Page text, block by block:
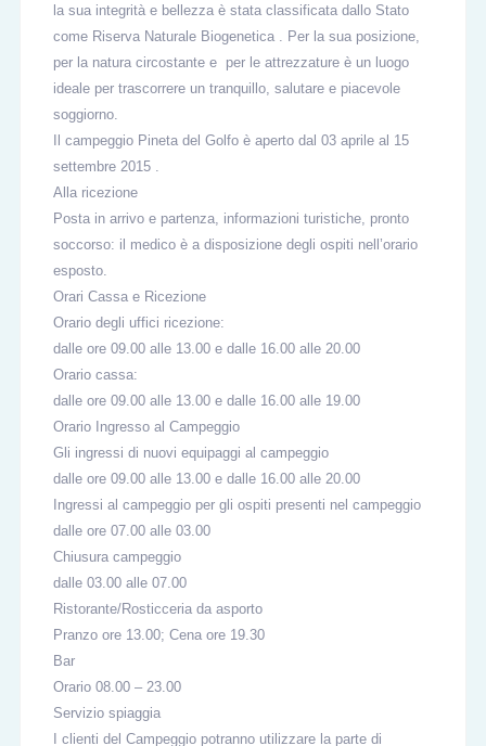
la sua integrità e bellezza è stata classificata dallo Stato
comeRiserva Naturale Biogenetica. Per la sua posizione,
per la natura circostante e per le attrezzature è un luogo
ideale per trascorrere un tranquillo, salutare e piacevole
soggiorno.
Il campeggio Pineta del Golfoè aperto dal 03 aprile al 15
settembre 2015 .
Alla ricezione
Posta in arrivo e partenza, informazioni turistiche, pronto
soccorso: il medico è a disposizione degli ospiti nell’orario
esposto.
Orari Cassa e Ricezione
Orario degli uffici ricezione:
dalle ore 09.00 alle 13.00 e dalle 16.00 alle 20.00
Orario cassa:
dalle ore 09.00 alle 13.00 e dalle 16.00 alle 19.00
Orario Ingresso al Campeggio
Gli ingressi di nuovi equipaggi al campeggio
dalle ore 09.00 alle 13.00 e dalle 16.00 alle 20.00
Ingressi al campeggio per gli ospiti presenti nel campeggio
dalle ore 07.00 alle 03.00
Chiusura campeggio
dalle 03.00 alle 07.00
Ristorante/Rosticceria da asporto
Pranzo ore 13.00; Cena ore 19.30
Bar
Orario 08.00 – 23.00
Servizio spiaggia
I clienti del Campeggio potranno utilizzare la parte di